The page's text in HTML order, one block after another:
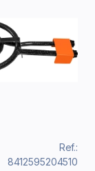
Ref.:
8412595204510